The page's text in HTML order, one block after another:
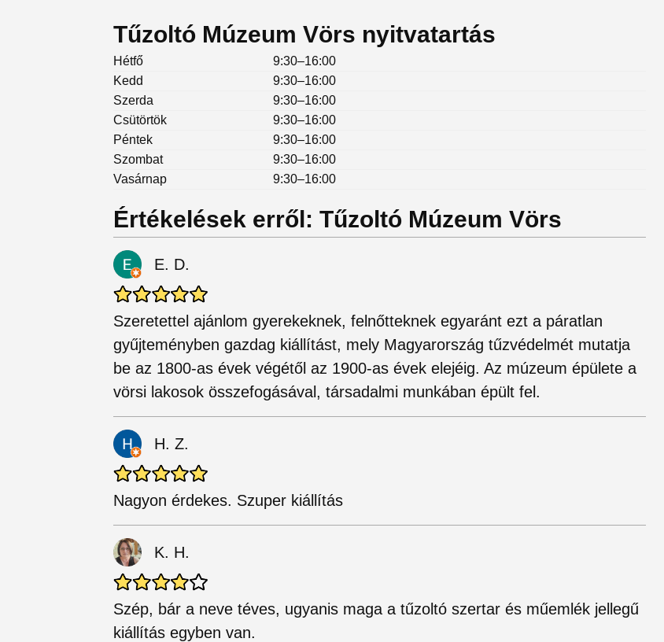
Tűzoltó Múzeum Vörs nyitvatartás
Hétfő
9:30–16:00
Kedd
9:30–16:00
Szerda
9:30–16:00
Csütörtök
9:30–16:00
Péntek
9:30–16:00
Szombat
9:30–16:00
Vasárnap
9:30–16:00
Értékelések erről: Tűzoltó Múzeum Vörs
E. D.
Szeretettel ajánlom gyerekeknek, felnőtteknek egyaránt ezt a páratlan
gyűjteményben gazdag kiállítást, mely Magyarország tűzvédelmét mutatja
be az 1800-as évek végétől az 1900-as évek elejéig. Az múzeum épülete a
vörsi lakosok összefogásával, társadalmi munkában épült fel.
H. Z.
Nagyon érdekes. Szuper kiállítás
K. H.
Szép, bár a neve téves, ugyanis maga a tűzoltó szertar és műemlék jellegű
kiállítás egyben van.